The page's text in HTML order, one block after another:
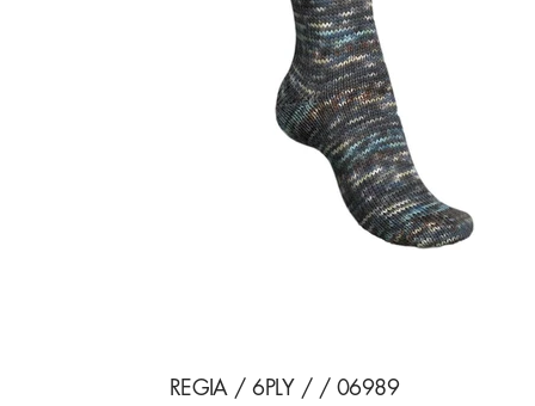
REGIA / 6PLY / / 06989